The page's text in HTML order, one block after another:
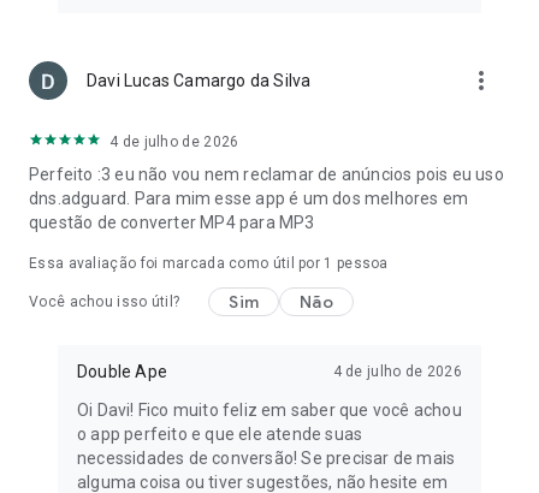
Tenha a experiência suave, rápida e eficiente que você
merece.
precisa para criar arquivos de música, ringtones, audiolivros e
🔹 Fácil de Usar – Nenhuma habilidade técnica necessária.
🔹 Saída de Alta Qualidade – Arquivos MP3 nítidos e claros
sempre.
🔹 Conversor Tudo-em-Um – Converta, edite e compartilhe –
tudo em um só lugar.
criatividade.
👉 Baixe Agora e Veja a Diferença!
Davi Lucas Camargo da Silva more_vert
4 de julho de 2026
Perfeito :3 eu não vou nem reclamar de anúncios pois eu uso
dns.adguard. Para mim esse app é um dos melhores em
questão de converter MP4 para MP3
Essa avaliação foi marcada como útil por 1 pessoa
Você achou isso útil? Sim Não
Double Ape 4 de julho de 2026
Oi Davi! Fico muito feliz em saber que você achou
o app perfeito e que ele atende suas
necessidades de conversão! Se precisar de mais
alguma coisa ou tiver sugestões, não hesite em